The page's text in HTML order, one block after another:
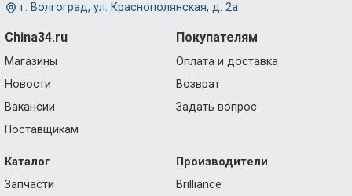
г. Волгоград, ул. Краснополянская, д. 2а
China34.ru
Магазины
Новости
Вакансии
Поставщикам
Покупателям
Оплата и доставка
Возврат
Задать вопрос
Каталог
Запчасти
Производители
Brilliance